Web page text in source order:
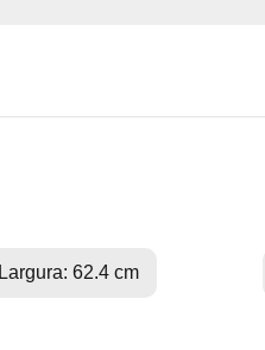
Largura: 62.4 cm